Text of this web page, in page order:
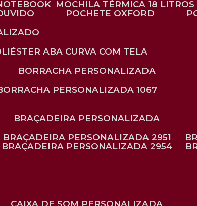
MOCHILA TÉRMICA 18 LITROS
POCHETE OXFORD
ABA CURVA COM TELA
BORRACHA PERSONALIZADA
BORRACHA PERSONALIZADA 1067
BRAÇADEIRA PERSONALIZADA
BRAÇADEIRA PERSONALIZADA 2951
BRAÇADEIRA PERSONALIZADA 2954
CAIXA DE SOM PERSONALIZADA